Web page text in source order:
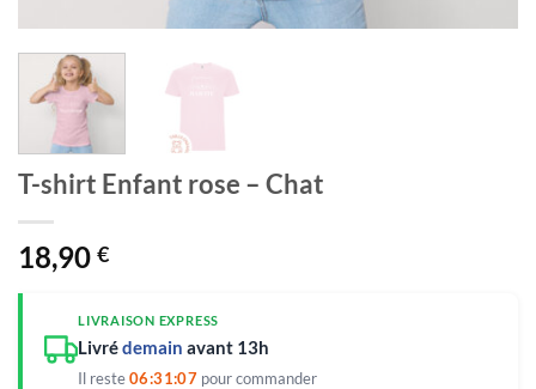
T-shirt Enfant rose – Chat
18,90 €
LIVRAISON EXPRESS
Livrédemain avant 13h
Il reste06:31:07 pour commander